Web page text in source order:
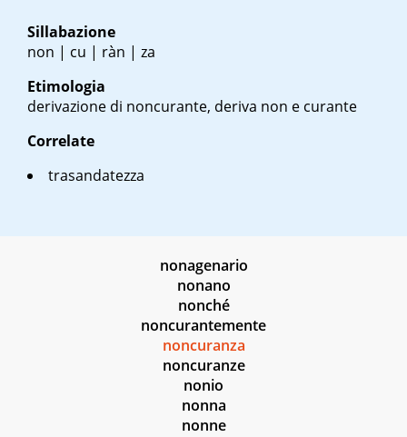
Sillabazione
non | cu | ràn | za
Etimologia
derivazione di noncurante, deriva non e curante
Correlate
trasandatezza
nonagenario
nonano
nonché
noncurantemente
noncuranza
noncuranze
nonio
nonna
nonne